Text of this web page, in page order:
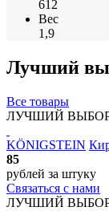
612
Вес
1,9
Лучший
Все товары
ЛУЧШИЙ
KÖNIGSTEIN
85
рублей за штуку
Связаться с нами
ЛУЧШИЙ